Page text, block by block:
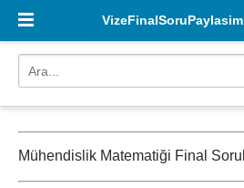
Mühendislik Matematiği Final